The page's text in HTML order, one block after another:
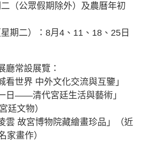
（公眾假期除外）及農曆年初
期二）：8月4、11、18、25日
廳常設展覽：
看世界 中外文化交流與互鑒」
日——清代宮廷生活與藝術」
廷文物）
雲 故宮博物院藏繪畫珍品」（近
家畫作）